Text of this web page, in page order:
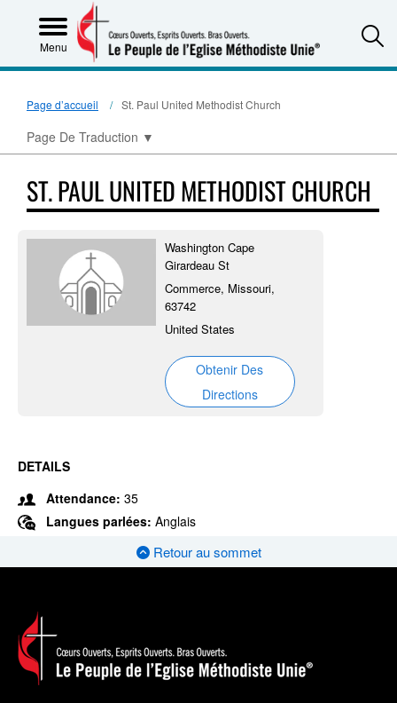
Menu
Page d’accueil St. Paul United Methodist Church
Page De Traduction ▼
ST. PAUL UNITED METHODIST CHURCH
Washington Cape
Girardeau St
Commerce, Missouri,
63742
United States
Obtenir Des
Directions
DETAILS
Attendance: 35
Langues parlées: Anglais
Retour au sommet